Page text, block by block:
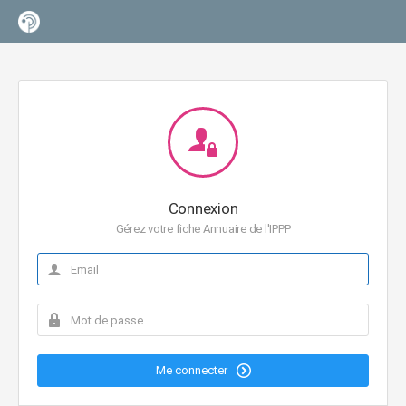
Connexion
Gérez votre fiche Annuaire de l'IPPP
Me connecter